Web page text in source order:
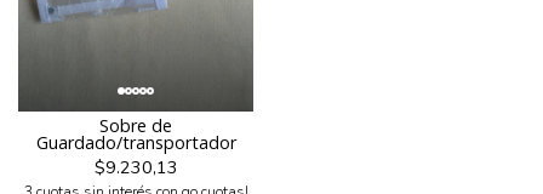
Sobre de
Guardado/transportador
$9.230,13